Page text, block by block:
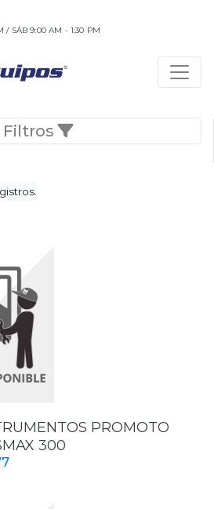
/ SÁB 9:00 AM - 1:30 PM
Filtros
PROMOTO
300